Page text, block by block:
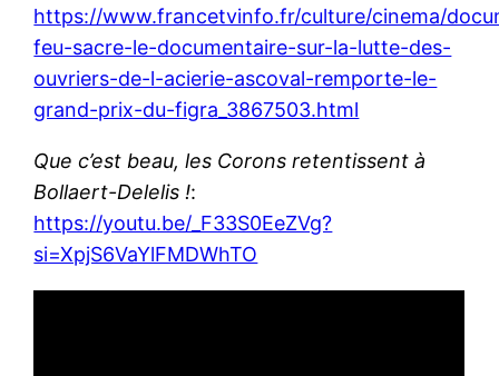
https://www.francetvinfo.fr/culture/cinema/
feu-sacre-le-documentaire-sur-la-lutte-des-
ouvriers-de-l-acierie-ascoval-remporte-le-
grand-prix-du-figra_3867503.html
Que c’est beau, les Corons retentissent à
Bollaert-Delelis !:
https://youtu.be/_F33S0EeZVg?
si=XpjS6VaYlFMDWhTO